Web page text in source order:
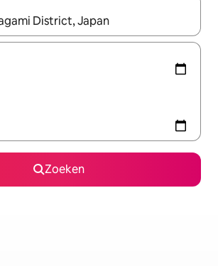
beschikbaar zijn, maak je een keuze
Zoeken